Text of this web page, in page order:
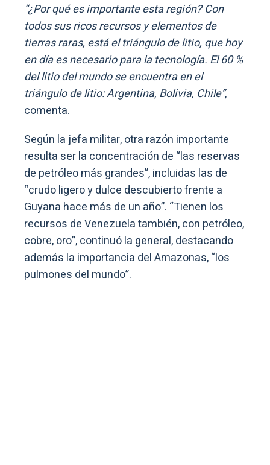
“¿Por qué es importante esta región? Con
todos sus ricos recursos y elementos de
tierras raras, está el triángulo de litio, que hoy
en día es necesario para la tecnología. El 60 %
del litio del mundo se encuentra en el
triángulo de litio: Argentina, Bolivia, Chile”,
comenta.
Según la jefa militar, otra razón importante
resulta ser la concentración de “las reservas
de petróleo más grandes”, incluidas las de
“crudo ligero y dulce descubierto frente a
Guyana hace más de un año”. “Tienen los
recursos de Venezuela también, con petróleo,
cobre, oro”, continuó la general, destacando
además la importancia del Amazonas, “los
pulmones del mundo”.